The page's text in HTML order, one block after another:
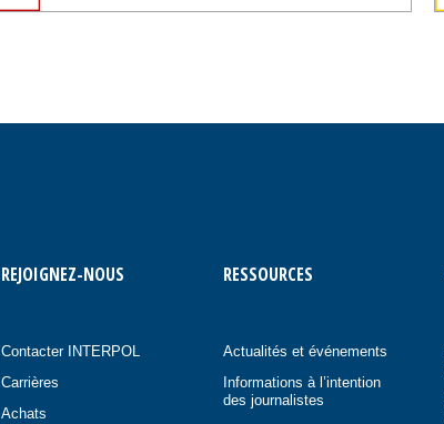
REJOIGNEZ-NOUS
Contacter INTERPOL
Carrières
Achats
RESSOURCES
Actualités et événements
Informations à l’intention
des journalistes